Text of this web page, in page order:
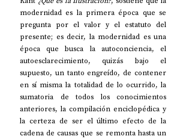
modernidad es la primera época que se
pregunta por el valor y el estatuto del
presente; es decir, la modernidad es una
época que busca la autoconciencia, el
autoesclarecimiento, quizás bajo el
supuesto, un tanto engreído, de contener
en sí misma la totalidad de lo ocurrido, la
sumatoria de todos los conocimientos
anteriores, la compilación enciclopédica y
la certeza de ser el último efecto de la
cadena de causas que se remonta hasta un